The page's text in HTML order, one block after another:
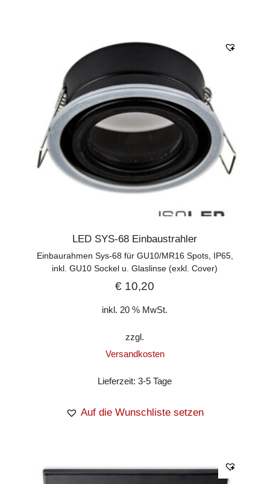
LED SYS-68 Einbaustrahler
Einbaurahmen Sys-68 für GU10/MR16 Spots, IP65,
inkl. GU10 Sockel u. Glaslinse (exkl. Cover)
€ 10,20
inkl. 20 % MwSt.
zzgl.
Versandkosten
Lieferzeit:3-5 Tage
Auf die Wunschliste setzen